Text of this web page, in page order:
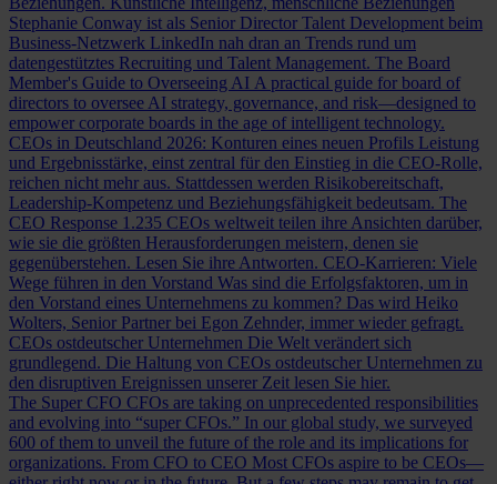
Stephanie Conway ist als Senior Director Talent Development beim
Business-Netzwerk LinkedIn nah dran an Trends rund um
datengestütztes Recruiting und Talent Management. The Board
Member's Guide to Overseeing AI A practical guide for board of
directors to oversee AI strategy, governance, and risk—designed to
empower corporate boards in the age of intelligent technology.
CEOs in Deutschland 2026: Konturen eines neuen Profils Leistung
und Ergebnisstärke, einst zentral für den Einstieg in die CEO-Rolle,
reichen nicht mehr aus. Stattdessen werden Risikobereitschaft,
Leadership-Kompetenz und Beziehungsfähigkeit bedeutsam. The
CEO Response 1.235 CEOs weltweit teilen ihre Ansichten darüber,
wie sie die größten Herausforderungen meistern, denen sie
gegenüberstehen. Lesen Sie ihre Antworten. CEO-Karrieren: Viele
Wege führen in den Vorstand Was sind die Erfolgsfaktoren, um in
den Vorstand eines Unternehmens zu kommen? Das wird Heiko
Wolters, Senior Partner bei Egon Zehnder, immer wieder gefragt.
CEOs ostdeutscher Unternehmen Die Welt verändert sich
grundlegend. Die Haltung von CEOs ostdeutscher Unternehmen zu
den disruptiven Ereignissen unserer Zeit lesen Sie hier.
The Super CFO CFOs are taking on unprecedented responsibilities
and evolving into “super CFOs.” In our global study, we surveyed
600 of them to unveil the future of the role and its implications for
organizations. From CFO to CEO Most CFOs aspire to be CEOs—